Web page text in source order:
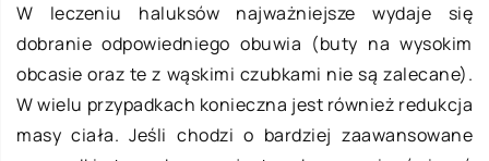
W leczeniu haluksów najważniejsze wydaje się
dobranie odpowiedniego obuwia (buty na wysokim
obcasie oraz te z wąskimi czubkami nie są zalecane).
W wielu przypadkach konieczna jest również redukcja
masy ciała. Jeśli chodzi o bardziej zaawansowane